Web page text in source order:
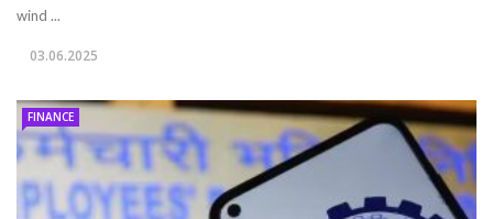
wind ...
03.06.2025
FINANCE